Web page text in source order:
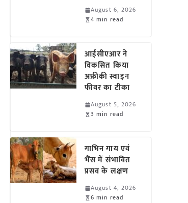
August 6, 2026
4 min read
आईसीएआर ने
विकसित किया
अफ्रीकी स्वाइन
फीवर का टीका
August 5, 2026
3 min read
गाभिन गाय एवं
भैंस में संभावित
प्रसव के लक्षण
August 4, 2026
6 min read